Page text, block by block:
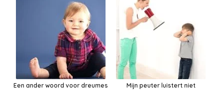
Een ander woord voor dreumes Mijn peuter luistert niet